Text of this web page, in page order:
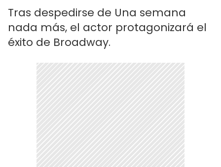
Tras despedirse de Una semana
nada más, el actor protagonizará el
éxito de Broadway.